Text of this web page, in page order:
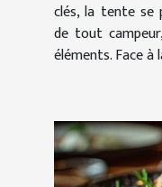
clés, la tente se
de tout
éléments. Face à